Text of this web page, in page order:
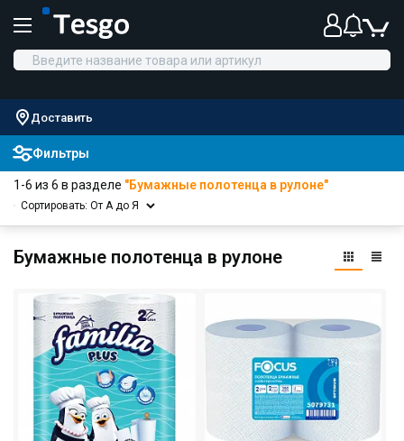
Доставить
Фильтры
1-6 из 6 в разделе "Бумажные полотенца в рулоне"
Сортировать: От А до Я
Бумажные полотенца в рулоне